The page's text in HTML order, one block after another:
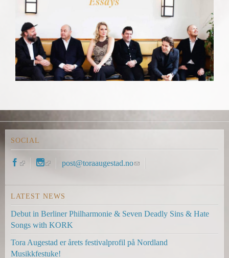
SOCIAL
(
i
n
k
i
s
e
x
(
i
n
k
i
s
e
x
post@toraaugestad.no(
i
k
s
n
LATEST NEWS
Debut in Berliner Philharmonie & Seven Deadly Sins & Hate
Songs with KORK
Tora Augestad er årets festivalprofil på Nordland
Musikkfestuke!